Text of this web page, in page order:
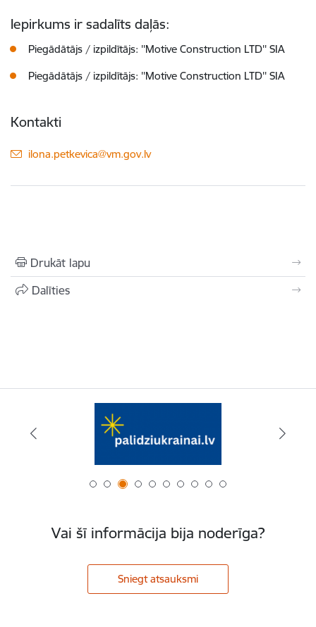
Iepirkums ir sadalīts daļās:
Piegādātājs / izpildītājs: ''Motive Construction LTD'' SIA
Piegādātājs / izpildītājs: ''Motive Construction LTD'' SIA
Kontakti
E-pasts:
ilona.petkevica@vm.gov.lv
Drukāt lapu
Dalīties
Vai šī informācija bija noderīga?
Sniegt atsauksmi